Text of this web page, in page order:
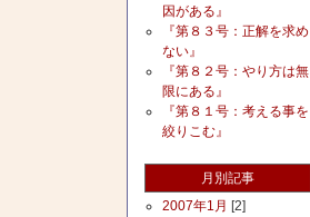
因がある』
『第８３号：正解を求め
ない』
『第８２号：やり方は無
限にある』
『第８１号：考える事を
絞りこむ』
月別記事
2007年1月 [2]